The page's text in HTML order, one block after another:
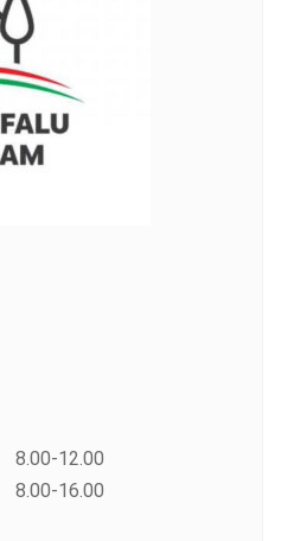
8.00-12.00
8.00-16.00